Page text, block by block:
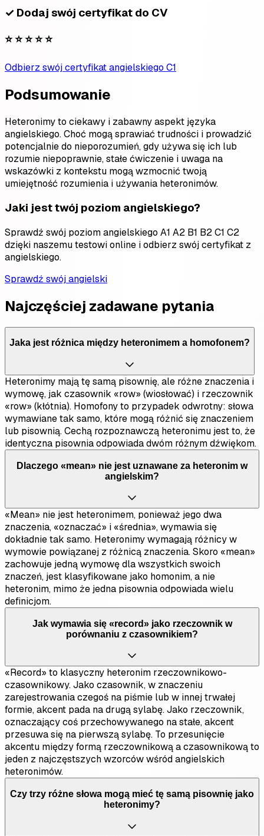
✓ Dodaj swój certyfikat do CV
⭐ ⭐ ⭐ ⭐ ⭐
Odbierz swój certyfikat angielskiego C1
Podsumowanie
Heteronimy to ciekawy i zabawny aspekt języka
angielskiego. Choć mogą sprawiać trudności i prowadzić
potencjalnie do nieporozumień, gdy używa się ich lub
rozumie niepoprawnie, stałe ćwiczenie i uwaga na
wskazówki z kontekstu mogą wzmocnić twoją
umiejętność rozumienia i używania heteronimów.
Jaki jest twój poziom angielskiego?
Sprawdź swój poziom angielskiego A1 A2 B1 B2 C1 C2
dzięki naszemu testowi online i odbierz swój certyfikat z
angielskiego.
Sprawdź swój angielski
Najczęściej zadawane pytania
Jaka jest różnica między heteronimem a homofonem?
Heteronimy mają tę samą pisownię, ale różne znaczenia i
wymowę, jak czasownik «row» (wiosłować) i rzeczownik
«row» (kłótnia). Homofony to przypadek odwrotny: słowa
wymawiane tak samo, które mogą różnić się znaczeniem
lub pisownią. Cechą rozpoznawczą heteronimu jest to, że
identyczna pisownia odpowiada dwóm różnym dźwiękom.
Dlaczego «mean» nie jest uznawane za heteronim w
angielskim?
«Mean» nie jest heteronimem, ponieważ jego dwa
znaczenia, «oznaczać» i «średnia», wymawia się
dokładnie tak samo. Heteronimy wymagają różnicy w
wymowie powiązanej z różnicą znaczenia. Skoro «mean»
zachowuje jedną wymowę dla wszystkich swoich
znaczeń, jest klasyfikowane jako homonim, a nie
heteronim, mimo że jedna pisownia odpowiada wielu
definicjom.
Jak wymawia się «record» jako rzeczownik w
porównaniu z czasownikiem?
«Record» to klasyczny heteronim rzeczownikowo-
czasownikowy. Jako czasownik, w znaczeniu
zarejestrowania czegoś na piśmie lub w innej trwałej
formie, akcent pada na drugą sylabę. Jako rzeczownik,
oznaczający coś przechowywanego na stałe, akcent
przesuwa się na pierwszą sylabę. To przesunięcie
akcentu między formą rzeczownikową a czasownikową to
jeden z najczęstszych wzorców wśród angielskich
heteronimów.
Czy trzy różne słowa mogą mieć tę samą pisownię jako
heteronimy?